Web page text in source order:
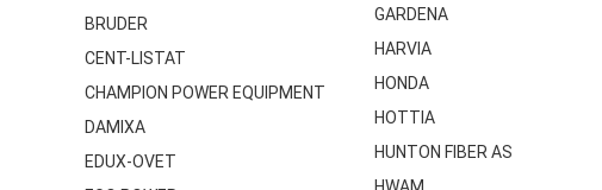
BRUDER
CENT-LISTAT
CHAMPION POWER EQUIPMENT
DAMIXA
EDUX-OVET
GARDENA
HARVIA
HONDA
HOTTIA
HUNTON FIBER AS
HWAM